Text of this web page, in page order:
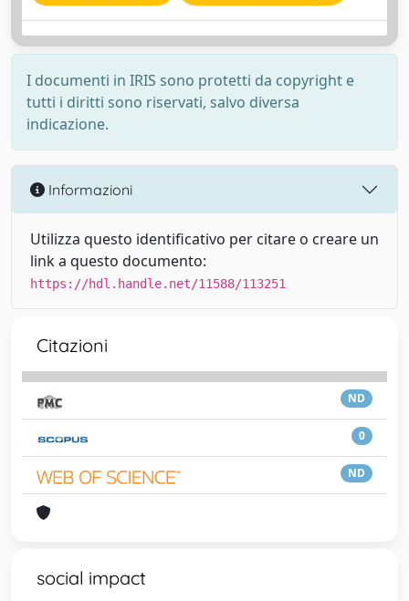
I documenti in IRIS sono protetti da copyright e
tutti i diritti sono riservati, salvo diversa
indicazione.
Informazioni
Utilizza questo identificativo per citare o creare un
link a questo documento:
https://hdl.handle.net/11588/113251
Citazioni
ND
0
ND
social impact